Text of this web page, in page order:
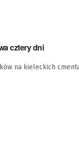
cztery dni
na kieleckich